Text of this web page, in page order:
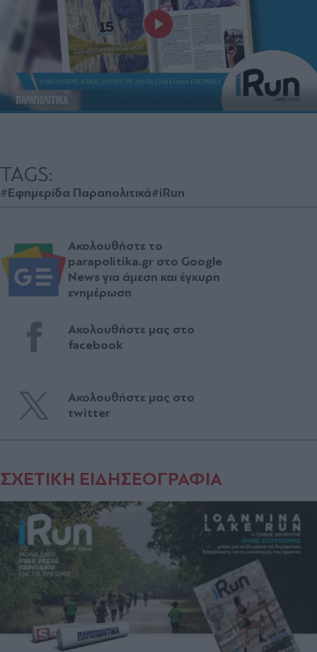
TAGS:
#Εφημερίδα Παραπολιτικά#iRun
Ακολουθήστε το
parapolitika.gr στο Google
News για άμεση και έγκυρη
ενημέρωση
Ακολουθήστε μας στο
facebook
Ακολουθήστε μας στο
twitter
ΣΧΕΤΙΚΗ ΕΙΔΗΣΕΟΓΡΑΦΙΑ